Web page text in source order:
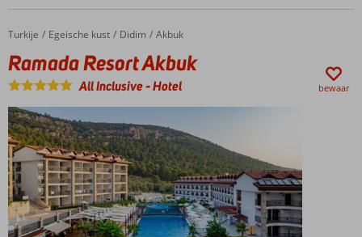
zwembaden,
kinderbad
Comfortabele
kamers
Wellnesscenter
Home
Turkije Egeische kust Didim Akbuk
Ramada Resort Akbuk
Ramada Resort Akbuk
All Inclusive-Hotel bewaar